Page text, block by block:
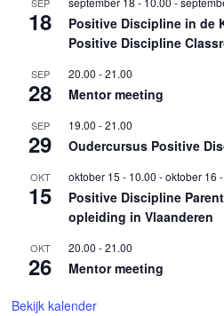
18
Positive Discipline in de
Positive Discipline
SEP
28
20.00 -21.00
Mentor meeting
SEP
29
19.00 -21.00
Oudercursus Positive
OKT
15
oktober 15 - 10.00 -oktober 16
Positive Discipline
opleiding in Vlaanderen
OKT
26
20.00 -21.00
Mentor meeting
Bekijk kalender